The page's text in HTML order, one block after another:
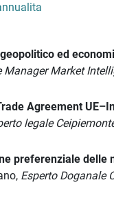
ed
Manager Market
Agreement
legale
preferenziale delle
Esperto Doganale